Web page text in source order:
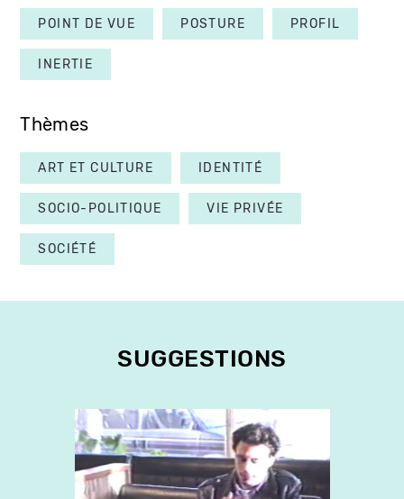
POINT DE VUE POSTURE PROFIL
INERTIE
Thèmes
ART ET CULTURE IDENTITÉ
SOCIO-POLITIQUE VIE PRIVÉE
SOCIÉTÉ
SUGGESTIONS